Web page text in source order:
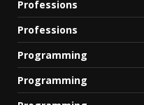
Professions
Professions
Programming
Programming